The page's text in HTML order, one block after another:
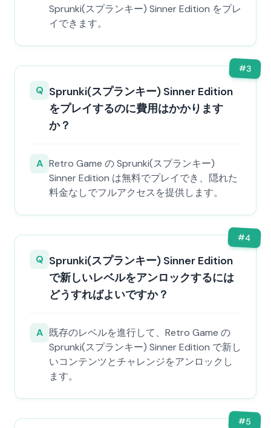
Sprunki(スプランキー) Sinner Edition をプレ
イできます。
#3
Q Sprunki(スプランキー) Sinner Edition
をプレイするのに費用はかかります
か？
A Retro Game の Sprunki(スプランキー)
Sinner Edition は無料でプレイでき、隠れた
料金なしでフルアクセスを提供します。
#4
Q Sprunki(スプランキー) Sinner Edition
で新しいレベルをアンロックするには
どうすればよいですか？
A 既存のレベルを進行して、Retro Game の
Sprunki(スプランキー) Sinner Edition で新し
いコンテンツとチャレンジをアンロックし
ます。
#5